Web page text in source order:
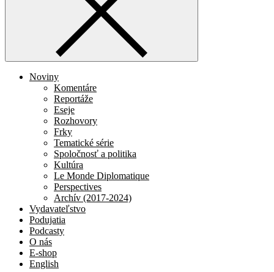
Noviny
Komentáre
Reportáže
Eseje
Rozhovory
Frky
Tematické série
Spoločnosť a politika
Kultúra
Le Monde Diplomatique
Perspectives
Archív (2017-2024)
Vydavateľstvo
Podujatia
Podcasty
O nás
E-shop
English